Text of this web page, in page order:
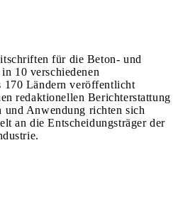
für die Beton- und
10 verschiedenen
170 Ländern veröffentlicht
redaktionellen Berichterstattung
und Anwendung richten sich
an die Entscheidungsträger der